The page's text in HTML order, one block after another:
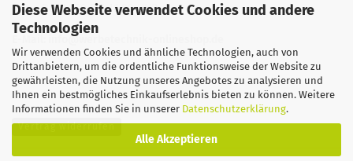
Diese Webseite verwendet Cookies und andere
Technologien
Wir verwenden Cookies und ähnliche Technologien, auch von
Drittanbietern, um die ordentliche Funktionsweise der Website zu
gewährleisten, die Nutzung unseres Angebotes zu analysieren und
Ihnen ein bestmögliches Einkaufserlebnis bieten zu können. Weitere
Informationen finden Sie in unserer Datenschutzerklärung.
Alle Akzeptieren
MO. - DO. 14.30 BIS 16.00 UHR
info@werbetechnik-onlineshop.de
Vertrag widerrufen